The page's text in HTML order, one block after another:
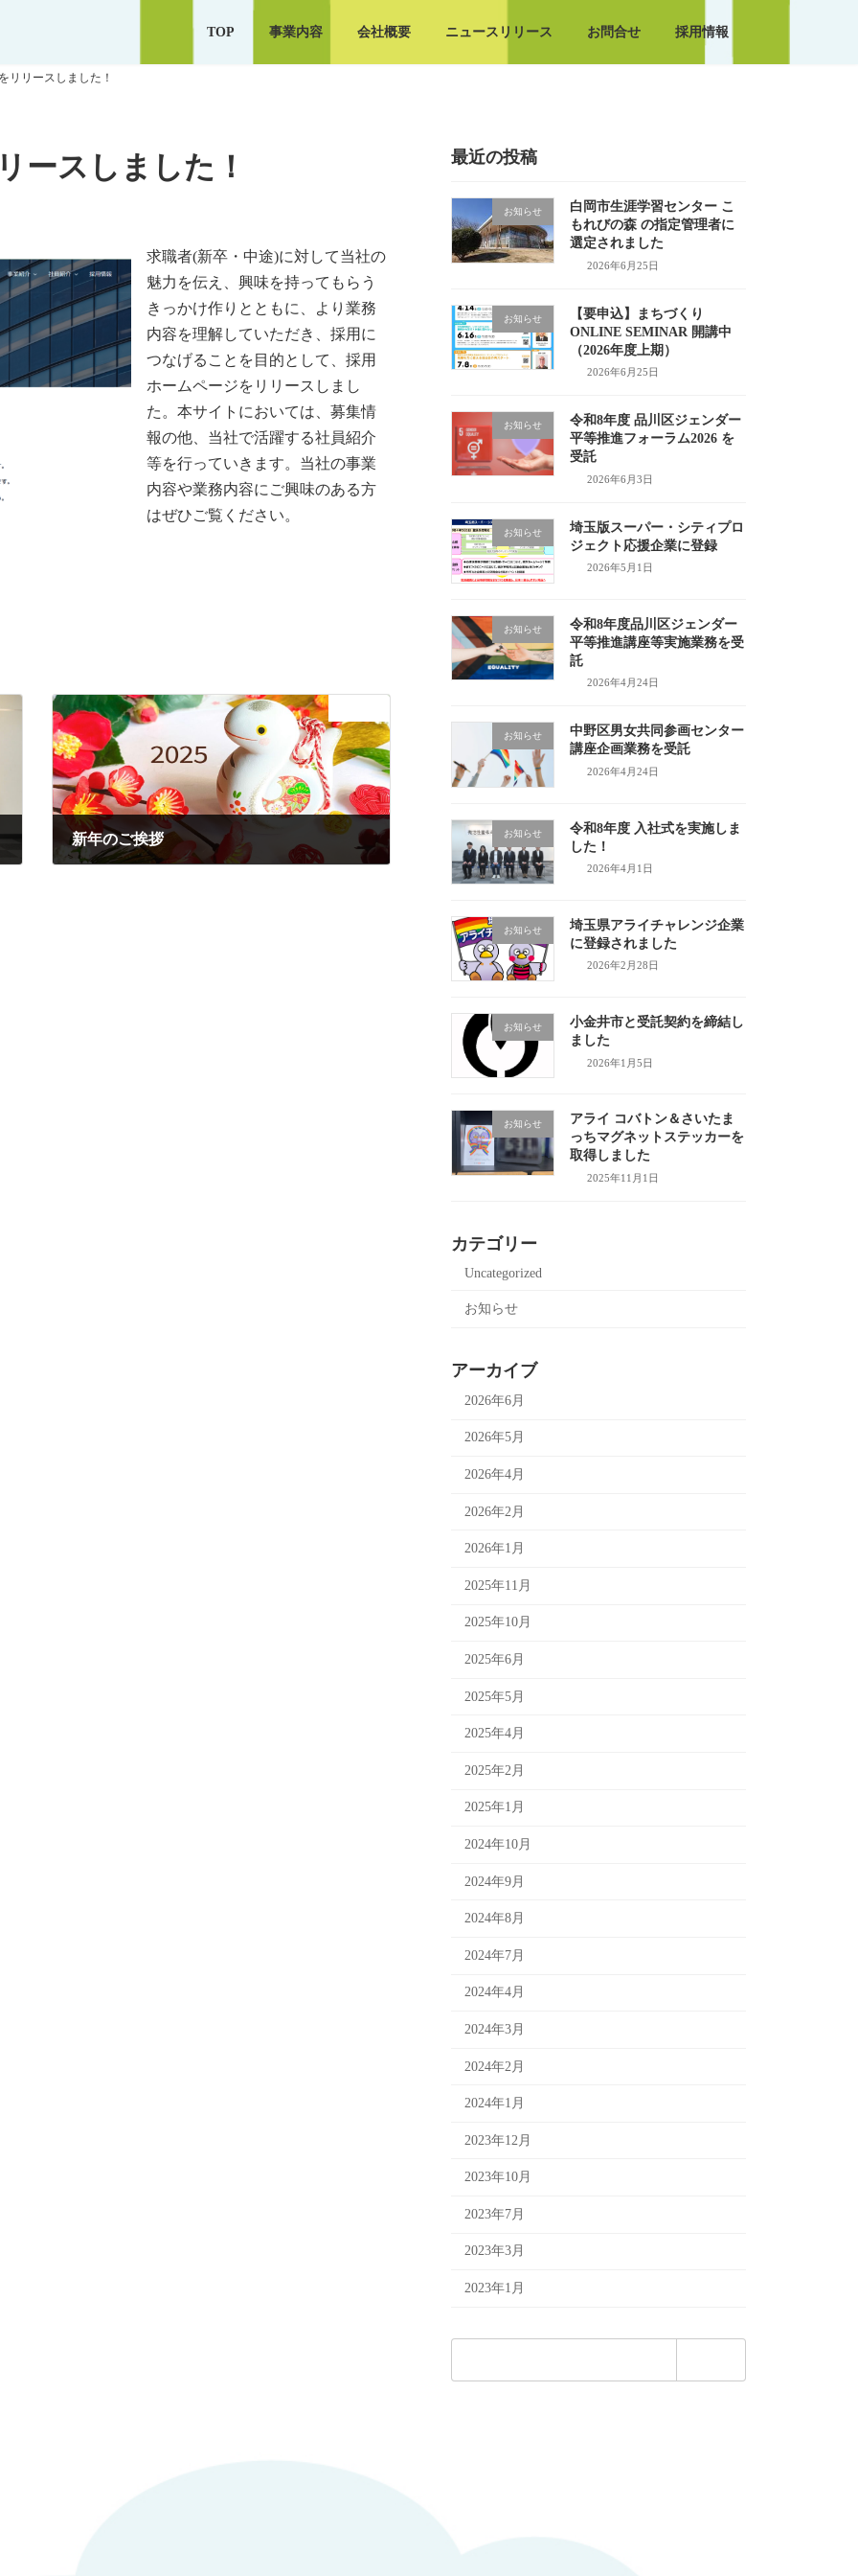
TOP 事業内容 会社概要 ニュースリリース お問合せ 採用情報
リリースしました！
ースしました！
求職者(新卒・中途)に対して当社の
魅力を伝え、興味を持ってもらう
きっかけ作りとともに、より業務
内容を理解していただき、採用に
つなげることを目的として、採用
ホームページをリリースしまし
た。本サイトにおいては、募集情
報の他、当社で活躍する社員紹介
等を行っていきます。当社の事業
内容や業務内容にご興味のある方
はぜひご覧ください。
新年のご挨拶
最近の投稿
お知らせ
白岡市生涯学習センター こ
もれびの森 の指定管理者に
選定されました
2026年6月25日
お知らせ
【要申込】まちづくり
ONLINE SEMINAR 開講中
（2026年度上期）
2026年6月25日
お知らせ
令和8年度 品川区ジェンダー
平等推進フォーラム2026 を
受託
2026年6月3日
お知らせ
埼玉版スーパー・シティプロ
ジェクト応援企業に登録
2026年5月1日
お知らせ
令和8年度品川区ジェンダー
平等推進講座等実施業務を受
託
2026年4月24日
お知らせ
中野区男女共同参画センター
講座企画業務を受託
2026年4月24日
お知らせ
令和8年度 入社式を実施しま
した！
2026年4月1日
お知らせ
埼玉県アライチャレンジ企業
に登録されました
2026年2月28日
お知らせ
小金井市と受託契約を締結し
ました
2026年1月5日
お知らせ
アライ コバトン＆さいたま
っちマグネットステッカーを
取得しました
2025年11月1日
カテゴリー
Uncategorized
お知らせ
アーカイブ
2026年6月
2026年5月
2026年4月
2026年2月
2026年1月
2025年11月
2025年10月
2025年6月
2025年5月
2025年4月
2025年2月
2025年1月
2024年10月
2024年9月
2024年8月
2024年7月
2024年4月
2024年3月
2024年2月
2024年1月
2023年12月
2023年10月
2023年7月
2023年3月
2023年1月